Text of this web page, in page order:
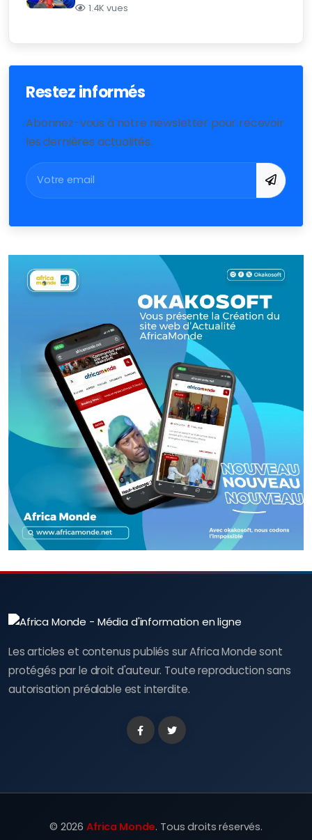
1.4K vues
Restez informés
Abonnez-vous à notre newsletter pour recevoir
les dernières actualités.
Les articles et contenus publiés sur Africa Monde sont
protégés par le droit d'auteur. Toute reproduction sans
autorisation préalable est interdite.
FacebookTwitter
© 2026 Africa Monde. Tous droits réservés.